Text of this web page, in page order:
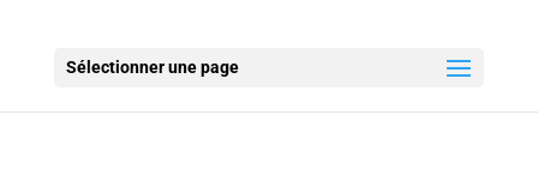
Sélectionner une page